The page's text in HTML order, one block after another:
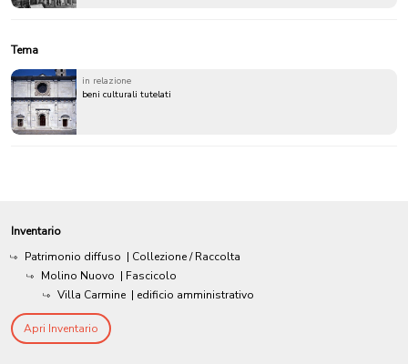
Tema
in relazione
beni culturali tutelati
Inventario
Patrimonio diffuso | Collezione / Raccolta
Molino Nuovo | Fascicolo
Villa Carmine | edificio amministrativo
Apri Inventario